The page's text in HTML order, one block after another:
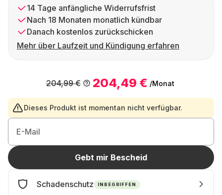
14 Tage anfängliche Widerrufsfrist
Nach 18 Monaten monatlich kündbar
Danach kostenlos zurückschicken
Mehr über Laufzeit und Kündigung erfahren
204,49 € /Monat
204,99 €
Dieses Produkt ist momentan nicht verfügbar.
E-Mail
Gebt mir Bescheid
Schadenschutz INBEGRIFFEN